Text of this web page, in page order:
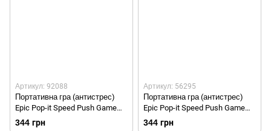
Артикул: 92088
Портативна гра (антистрес)
Epic Pop-it Speed Push Game
Unicorn White
344 грн
Артикул: 56295
Портативна гра (антистрес)
Epic Pop-it Speed Push Game
Dinosaurs
344 грн